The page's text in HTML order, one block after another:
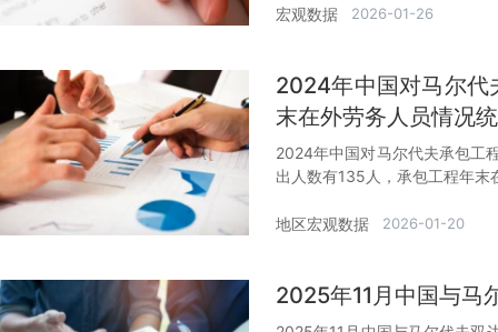
宏观数据 2026-01-26
2024年中国对马尔代
末在外劳务人员情况
2024年中国对马尔代夫承包工
出人数有135人，承包工程年
地区宏观数据 2026-01-20
2025年11月中国与马